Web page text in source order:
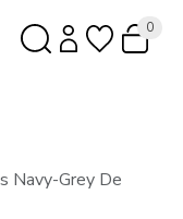
0
Navy-Grey De